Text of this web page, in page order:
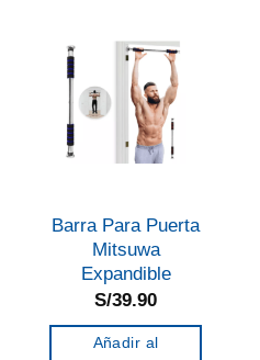
Barra Para Puerta
Mitsuwa
Expandible
S/39.90
Añadir al